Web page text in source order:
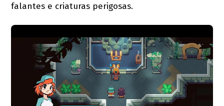
falantes e criaturas perigosas.